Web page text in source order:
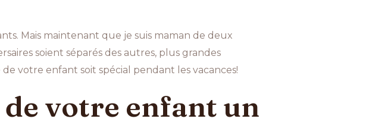
Mais maintenant que je suis maman de deux
soient séparés des autres, plus grandes
votre enfant soit spécial pendant les vacances!
de votre enfant un